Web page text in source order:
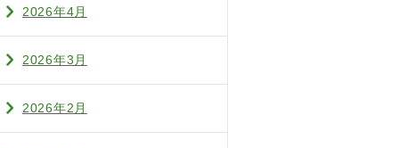
2026年4月
2026年3月
2026年2月